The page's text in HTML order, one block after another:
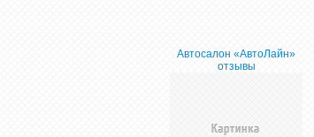
Автосалон «АвтоЛайн»
отзывы